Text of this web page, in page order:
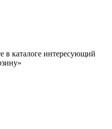
в каталоге интересующий